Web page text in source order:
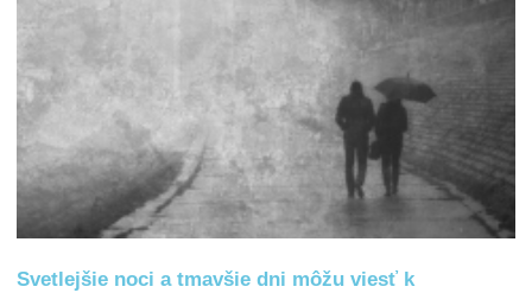
Svetlejšie noci a tmavšie dni môžu viesť k